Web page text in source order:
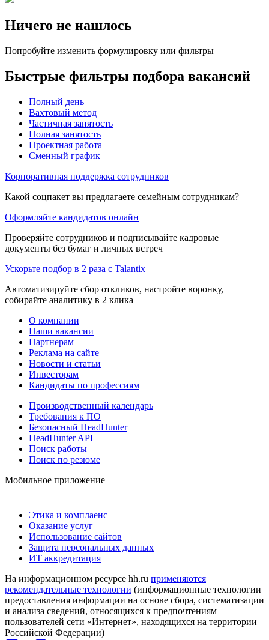
Ничего не нашлось
Попробуйте изменить формулировку или фильтры
Быстрые фильтры подбора вакансий
Полный день
Вахтовый метод
Частичная занятость
Полная занятость
Проектная работа
Сменный график
Корпоративная поддержка сотрудников
Какой соцпакет вы предлагаете семейным сотрудникам?
Оформляйте кандидатов онлайн
Проверяйте сотрудников и подписывайте кадровые
документы без бумаг и личных встреч
Ускорьте подбор в 2 раза с Talantix
Автоматизируйте сбор откликов, настройте воронку,
собирайте аналитику в 2 клика
О компании
Наши вакансии
Партнерам
Реклама на сайте
Новости и статьи
Инвесторам
Кандидаты по профессиям
Производственный календарь
Требования к ПО
Безопасный HeadHunter
HeadHunter API
Поиск работы
Поиск по резюме
Мобильное приложение
Этика и комплаенс
Оказание услуг
Использование сайтов
Защита персональных данных
ИТ аккредитация
На информационном ресурсе hh.ru применяются
рекомендательные технологии (информационные технологии
предоставления информации на основе сбора, систематизации
и анализа сведений, относящихся к предпочтениям
пользователей сети «Интернет», находящихся на территории
Российской Федерации)